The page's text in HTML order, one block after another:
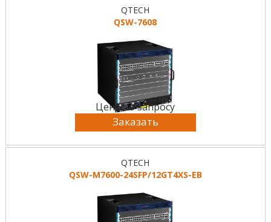
QTECH
QSW-7608
Цена по запросу
Заказать
QTECH
QSW-M7600-24SFP/12GT4XS-EB